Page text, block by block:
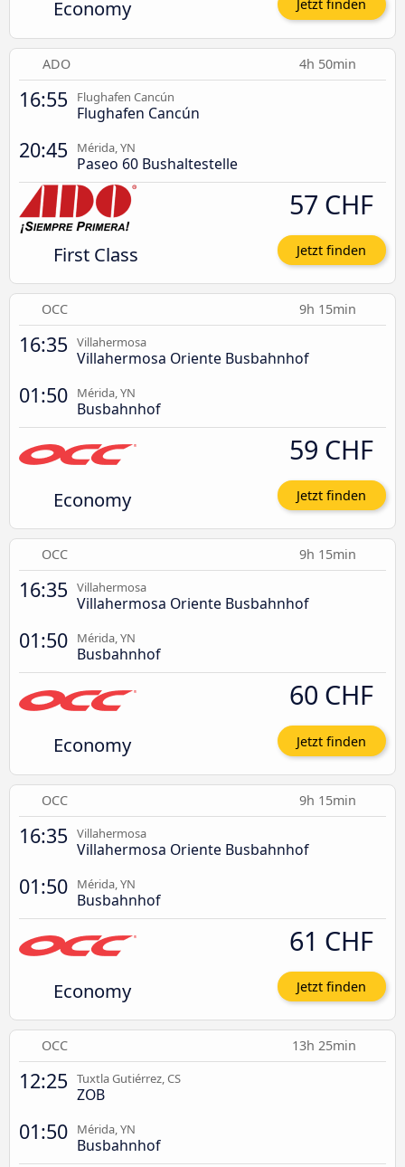
Economy Jetzt finden
ADO 4h 50min
16:55 Flughafen Cancún
Flughafen Cancún
20:45 Mérida, YN
Paseo 60 Bushaltestelle
First Class
57 CHF
Jetzt finden
OCC 9h 15min
16:35 Villahermosa
Villahermosa Oriente Busbahnhof
01:50 Mérida, YN
Busbahnhof
Economy
59 CHF
Jetzt finden
OCC 9h 15min
16:35 Villahermosa
Villahermosa Oriente Busbahnhof
01:50 Mérida, YN
Busbahnhof
Economy
60 CHF
Jetzt finden
OCC 9h 15min
16:35 Villahermosa
Villahermosa Oriente Busbahnhof
01:50 Mérida, YN
Busbahnhof
Economy
61 CHF
Jetzt finden
OCC 13h 25min
12:25 Tuxtla Gutiérrez, CS
ZOB
01:50 Mérida, YN
Busbahnhof